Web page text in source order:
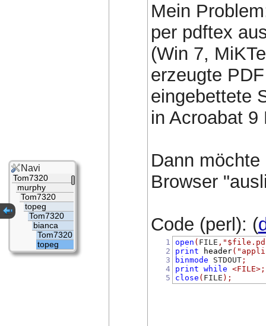
Mein
per pdftex
(Win 7,
erzeugte
eingebettete
in Acroabat 9
Dann
Browser
Code (perl): (
1
2
3
4
5
open ( FILE ,
print
header(
binmode STDOUT ;
print
while <FILE> ;
close ( FILE );
Navi
Tom7320
murphy
Tom7320
topeg
Tom7320
bianca
Tom7320
topeg